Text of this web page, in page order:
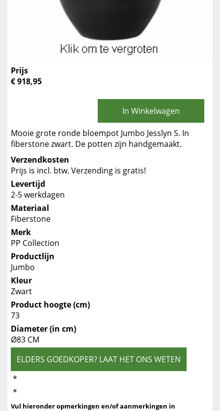
Prijs
€ 918,95
In Winkelwagen
Mooie grote ronde bloempot Jumbo Jesslyn S. In
fiberstone zwart. De potten zijn handgemaakt.
Verzendkosten
Prijs is incl. btw. Verzending is gratis!
Levertijd
2-5 werkdagen
Materiaal
Fiberstone
Merk
PP Collection
Productlijn
Jumbo
Kleur
Zwart
Product hoogte (cm)
73
Diameter (in cm)
Ø83 CM
ELDERS GOEDKOPER? LAAT HET ONS WETEN
*
*
Vul hieronder opmerkingen en/of aanmerkingen in